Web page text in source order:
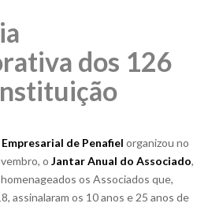
dos 126
de Penafiel organizou no
o Jantar Anual do Associado,
os Associados que,
assinalaram os 10 anos e 25 anos de